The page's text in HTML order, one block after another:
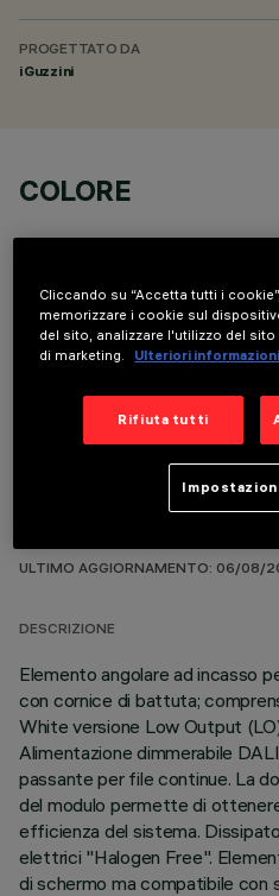
PROGETTATO DA
iGuzzini
COLORE
COMPONENTI
ULTIMO AGGIORNAMENTO: 06/08/
DESCRIZIONE
Elemento angolare ad incasso
con cornice di battuta;
White versione Low Output
Alimentazione dimmerabile
passante per file continue. La
del modulo permette di
efficienza del sistema.
elettrici "Halogen Free".
di schermo ma compatibile con
Cliccando su “Accetta tutti i
memorizzare i cookie sul
del sito, analizzare l'utilizzo del
di marketing.
Ulteriori informazioni
Rifiuta tutti